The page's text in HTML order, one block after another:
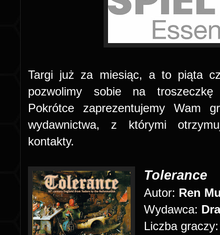
Targi już za miesiąc, a to piąta
pozwolimy sobie na
Pokrótce zaprezentujemy Wam
wydawnictwa, z którymi
kontakty.
Tolerance
Autor: Ren
Wydawca:
Liczba